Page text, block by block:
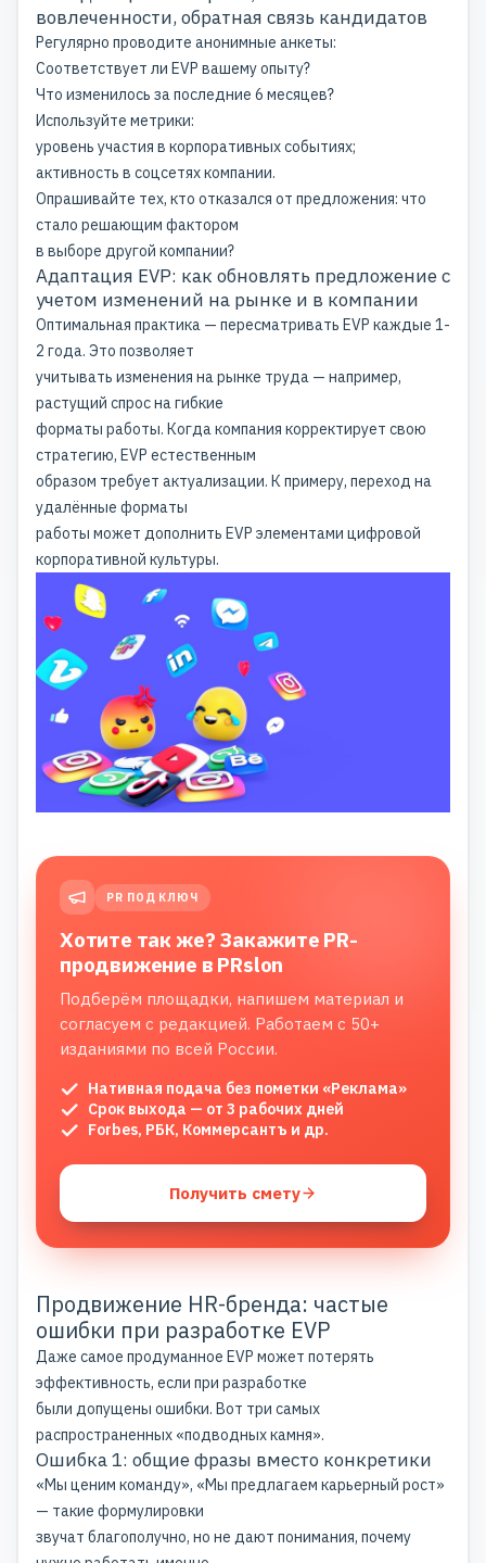
вовлеченности, обратная связь кандидатов
Регулярно проводите анонимные анкеты:
Соответствует ли EVP вашему опыту?
Что изменилось за последние 6 месяцев?
Используйте метрики:
уровень участия в корпоративных событиях;
активность в соцсетях компании.
Опрашивайте тех, кто отказался от предложения: что
стало решающим фактором
в выборе другой компании?
Адаптация EVP: как обновлять предложение с
учетом изменений на рынке и в компании
Оптимальная практика — пересматривать EVP каждые 1-
2 года. Это позволяет
учитывать изменения на рынке труда — например,
растущий спрос на гибкие
форматы работы. Когда компания корректирует свою
стратегию, EVP естественным
образом требует актуализации. К примеру, переход на
удалённые форматы
работы может дополнить EVP элементами цифровой
корпоративной культуры.
PR ПОД КЛЮЧ
Хотите так же? Закажите PR-
продвижение в PRslon
Подберём площадки, напишем материал и
согласуем с редакцией. Работаем с 50+
изданиями по всей России.
Нативная подача без пометки «Реклама»
Срок выхода — от 3 рабочих дней
Forbes, РБК, Коммерсантъ и др.
Получить смету
Продвижение HR-бренда: частые
ошибки при разработке EVP
Даже самое продуманное EVP может потерять
эффективность, если при разработке
были допущены ошибки. Вот три самых
распространенных «подводных камня».
Ошибка 1: общие фразы вместо конкретики
«Мы ценим команду», «Мы предлагаем карьерный рост»
— такие формулировки
звучат благополучно, но не дают понимания, почему